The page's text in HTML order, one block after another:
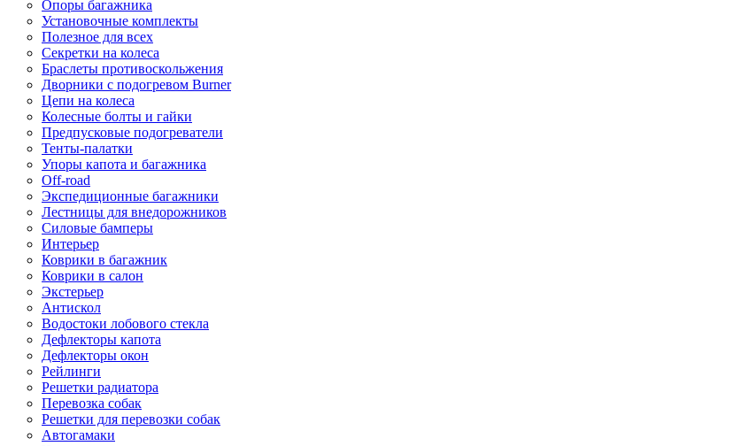
Опоры багажника
Установочные комплекты
Полезное для всех
Секретки на колеса
Браслеты противоскольжения
Дворники с подогревом Burner
Цепи на колеса
Колесные болты и гайки
Предпусковые подогреватели
Тенты-палатки
Упоры капота и багажника
Off-road
Экспедиционные багажники
Лестницы для внедорожников
Силовые бамперы
Интерьер
Коврики в багажник
Коврики в салон
Экстерьер
Антискол
Водостоки лобового стекла
Дефлекторы капота
Дефлекторы окон
Рейлинги
Решетки радиатора
Перевозка собак
Решетки для перевозки собак
Автогамаки